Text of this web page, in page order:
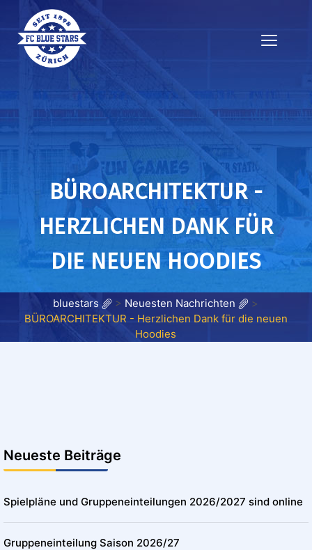
BÜROARCHITEKTUR -
HERZLICHEN DANK FÜR
DIE NEUEN HOODIES
bluestars > Neuesten Nachrichten
>
BÜROARCHITEKTUR - Herzlichen Dank für die neuen
Hoodies
Neueste Beiträge
Spielpläne und Gruppeneinteilungen 2026/2027 sind online
Gruppeneinteilung Saison 2026/27